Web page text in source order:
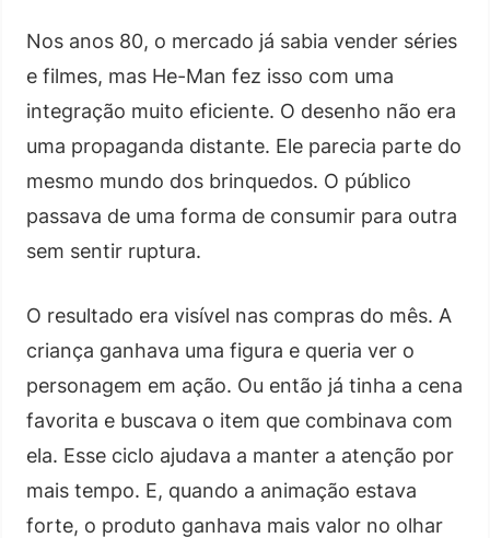
Nos anos 80, o mercado já sabia vender séries
e filmes, mas He-Man fez isso com uma
integração muito eficiente. O desenho não era
uma propaganda distante. Ele parecia parte do
mesmo mundo dos brinquedos. O público
passava de uma forma de consumir para outra
sem sentir ruptura.
O resultado era visível nas compras do mês. A
criança ganhava uma figura e queria ver o
personagem em ação. Ou então já tinha a cena
favorita e buscava o item que combinava com
ela. Esse ciclo ajudava a manter a atenção por
mais tempo. E, quando a animação estava
forte, o produto ganhava mais valor no olhar